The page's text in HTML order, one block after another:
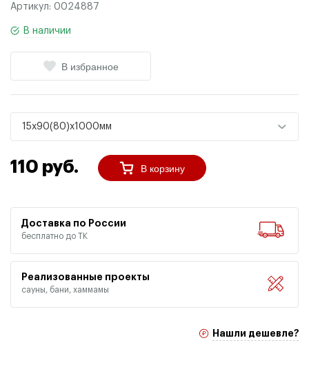
Артикул: 0024887
В наличии
В избранное
15х90(80)х1000мм
110 руб. В корзину
Доставка по России
бесплатно до ТК
Реализованные проекты
сауны, бани, хаммамы
Нашли дешевле?